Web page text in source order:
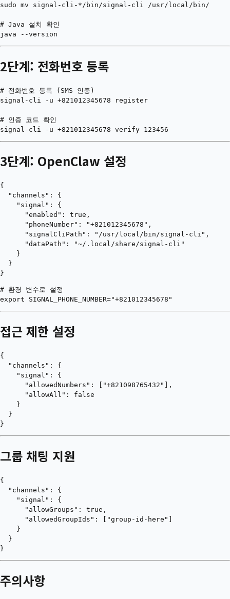
sudo mv signal-cli-*/bin/signal-cli /usr/local/bin/
# Java 설치 확인
2단계: 전화번호 등록
# 전화번호 등록 (SMS 인증)
signal-cli -u +821012345678 register
# 인증 코드 확인
3단계: OpenClaw 설정
{
  "channels": {
    "signal": {
      "enabled": true,
      "phoneNumber": "+821012345678",
      "signalCliPath": "/usr/local/bin/signal-cli",
      "dataPath": "~/.local/share/signal-cli"
    }
  }
# 환경 변수로 설정
접근 제한 설정
{
  "channels": {
    "signal": {
      "allowedNumbers": ["+821098765432"],
      "allowAll": false
    }
  }
그룹 채팅 지원
{
  "channels": {
    "signal": {
      "allowGroups": true,
      "allowedGroupIds": ["group-id-here"]
    }
  }
주의사항